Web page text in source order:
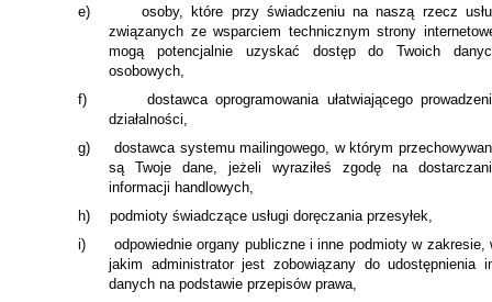
e)
osoby, które przy świadczeniu na naszą rzecz
związanych ze wsparciem technicznym strony
mogą potencjalnie uzyskać dostęp do Twoich
osobowych,
f)
dostawca oprogramowania ułatwiającego
działalności,
g)
dostawca systemu mailingowego, w którym
są Twoje dane, jeżeli wyraziłeś zgodę na
informacji handlowych,
h)
podmioty świadczące usługi doręczania przesyłek,
i)
odpowiednie organy publiczne i inne podmioty w zakresie,
jakim administrator jest zobowiązany do udostępnienia
danych na podstawie przepisów prawa,